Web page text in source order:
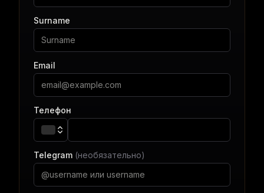
Surname
Email
Телефон
Telegram (необязательно)